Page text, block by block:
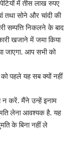
में तीस लाख रुपए
तथा सोने और चांदी की
सम्पत्ति निकलने के बाद
खजाने में जमा किया
जाएगा. आप सभी को
पहले यह सब क्यों नहीं
न करें. मैंने उन्हें इनाम
लेना आवश्यक है. यह
के बिना नहीं ले